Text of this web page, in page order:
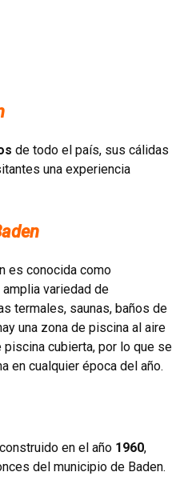
de todo el país, sus cálidas
una experiencia
es conocida como
amplia variedad de
termales, saunas, baños de
una zona de piscina al aire
piscina cubierta, por lo que se
en cualquier época del año.
en el año 1960,
del municipio de Baden.